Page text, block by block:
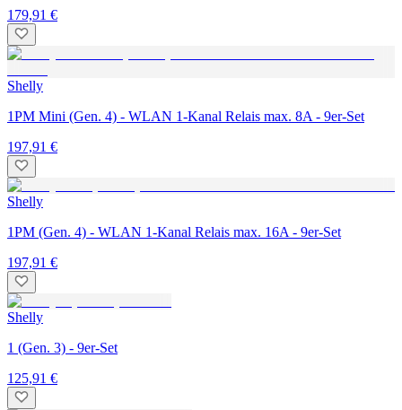
179,91 €
Shelly
1PM Mini (Gen. 4) - WLAN 1-Kanal Relais max. 8A - 9er-Set
197,91 €
Shelly
1PM (Gen. 4) - WLAN 1-Kanal Relais max. 16A - 9er-Set
197,91 €
Shelly
1 (Gen. 3) - 9er-Set
125,91 €